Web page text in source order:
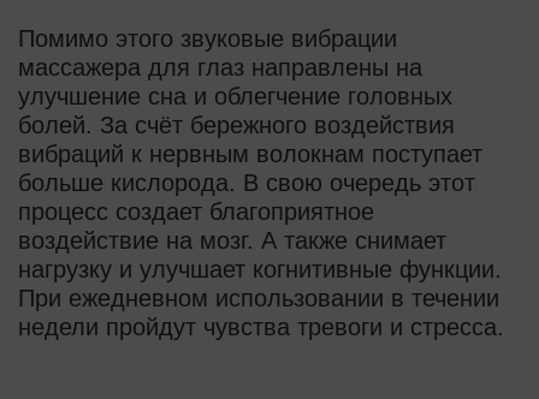
Помимо этого звуковые вибрации
массажера для глаз направлены на
улучшение сна и облегчение головных
болей. За счёт бережного воздействия
вибраций к нервным волокнам поступает
больше кислорода. В свою очередь этот
процесс создает благоприятное
воздействие на мозг. А также снимает
нагрузку и улучшает когнитивные функции.
При ежедневном использовании в течении
недели пройдут чувства тревоги и стресса.